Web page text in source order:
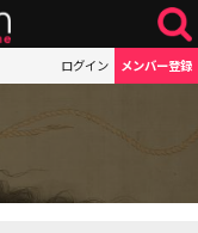
ログイン メンバー登録